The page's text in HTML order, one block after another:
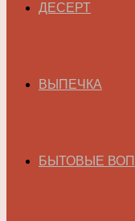
ДЕСЕРТ
ВЫПЕЧКА
БЫТОВЫЕ